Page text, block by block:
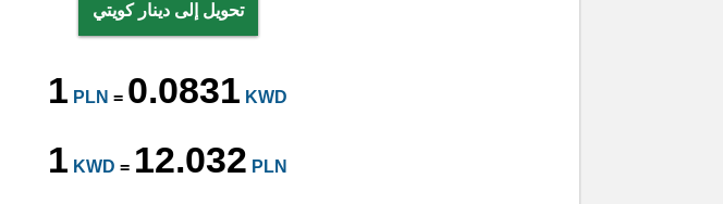
تحويل إلى دينار كويتي
1 PLN = 0.0831 KWD
1 KWD = 12.032 PLN